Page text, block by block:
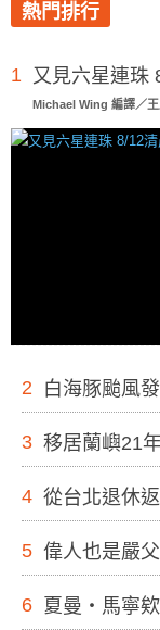
熱門排行
1 又見六星連珠
Michael Wing 編譯／王
2 白海豚颱風
3 移居蘭嶼21
4 從台北退休
5 偉人也是嚴
6 夏曼・馬寧